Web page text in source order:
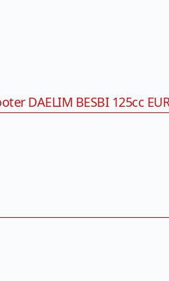
DAELIM BESBI 125cc